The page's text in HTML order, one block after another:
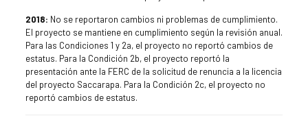
2018: No se reportaron cambios ni problemas de cumplimiento.
El proyecto se mantiene en cumplimiento según la revisión anual.
Para las Condiciones 1 y 2a, el proyecto no reportó cambios de
estatus. Para la Condición 2b, el proyecto reportó la
presentación ante la FERC de la solicitud de renuncia a la licencia
del proyecto Saccarapa. Para la Condición 2c, el proyecto no
reportó cambios de estatus.